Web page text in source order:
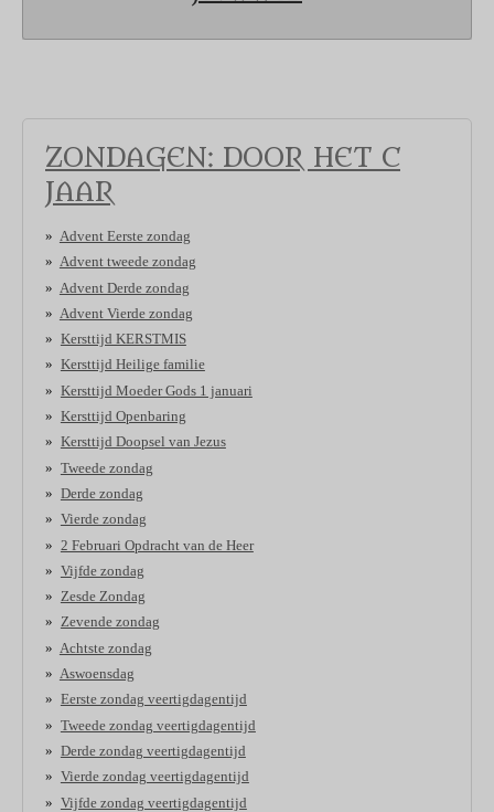
ZONDAGEN: DOOR HET C
JAAR
Advent Eerste zondag
Advent tweede zondag
Advent Derde zondag
Advent Vierde zondag
Kersttijd KERSTMIS
Kersttijd Heilige familie
Kersttijd Moeder Gods 1 januari
Kersttijd Openbaring
Kersttijd Doopsel van Jezus
Tweede zondag
Derde zondag
Vierde zondag
2 Februari Opdracht van de Heer
Vijfde zondag
Zesde Zondag
Zevende zondag
Achtste zondag
Aswoensdag
Eerste zondag veertigdagentijd
Tweede zondag veertigdagentijd
Derde zondag veertigdagentijd
Vierde zondag veertigdagentijd
Vijfde zondag veertigdagentijd